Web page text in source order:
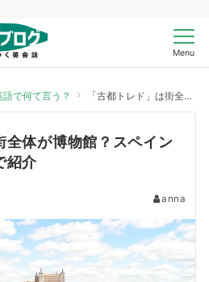
Menu
語で何て言う？ 「古都トレド」は街全体が博物館？スペインの世界遺産を英語で紹介
全体が博物館？スペイン
紹介
anna